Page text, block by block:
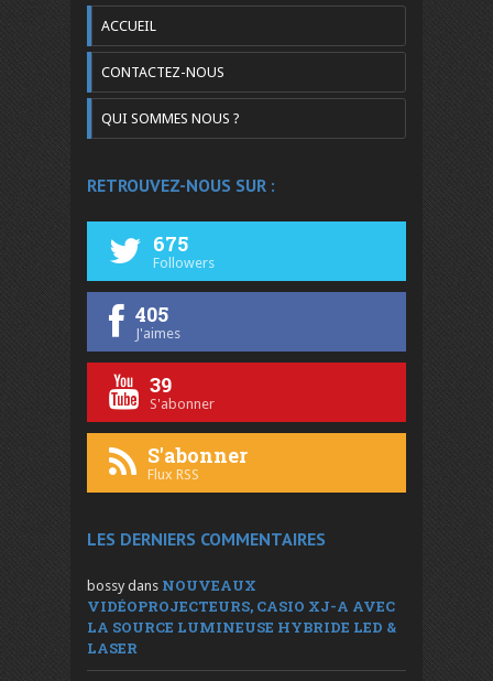
ACCUEIL
CONTACTEZ-NOUS
QUI SOMMES NOUS ?
RETROUVEZ-NOUS SUR :
675
Followers
405
J'aimes
39
S'abonner
S'abonner
Flux RSS
LES DERNIERS COMMENTAIRES
bossy dans NOUVEAUX
VIDÉOPROJECTEURS, CASIO XJ-A AVEC
LA SOURCE LUMINEUSE HYBRIDE LED &
LASER